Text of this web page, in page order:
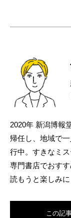
2020年 新潟博報
帰任し、地域で
行中。すきなミ
専門書店でおす
読もうと楽しみに
この記